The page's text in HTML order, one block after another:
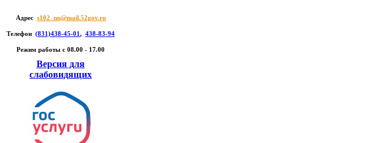
Адрес s102_nn@mail.52gov.ru
Телефон (831)438-45-01 , 438-83-94
Режим работы c 08.00 - 17.00
Версия для
слабовидящих